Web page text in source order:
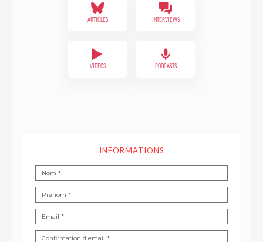
ARTICLES INTERVIEWS
VIDÉOS PODCASTS